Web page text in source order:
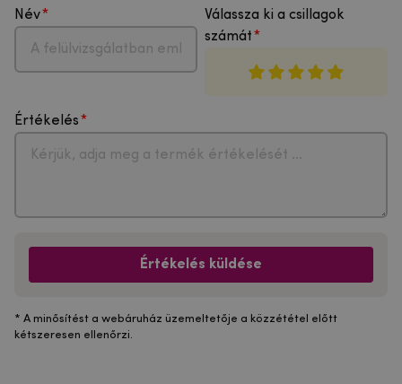
Név
Válassza ki a csillagok
számát
Értékelés
Értékelés küldése
* A minősítést a webáruház üzemeltetője a közzététel előtt
kétszeresen ellenőrzi.